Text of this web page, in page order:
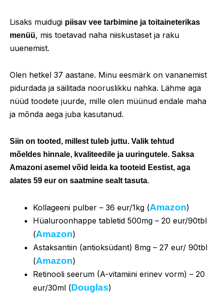
Lisaks muidugi piisav vee tarbimine ja toitaineterikas
menüü, mis toetavad naha niiskustaset ja raku
uuenemist.
Olen hetkel 37 aastane. Minu eesmärk on vananemist
pidurdada ja säilitada nooruslikku nahka. Lähme aga
nüüd toodete juurde, mille olen müünud endale maha
ja mõnda aega juba kasutanud.
Siin on tooted, millest tuleb juttu. Valik tehtud
mõeldes hinnale, kvaliteedile ja uuringutele. Saksa
Amazoni asemel võid leida ka tooteid Eestist, aga
alates 59 eur on saatmine sealt tasuta.
Kollageeni pulber – 36 eur/1kg (Amazon)
Hüaluroonhappe tabletid 500mg – 20 eur/90tbl
(Amazon)
Astaksantiin (antioksüdant) 8mg – 27 eur/ 90tbl
(Amazon)
Retinooli seerum (A-vitamiini erinev vorm) – 20
eur/30ml (Douglas)